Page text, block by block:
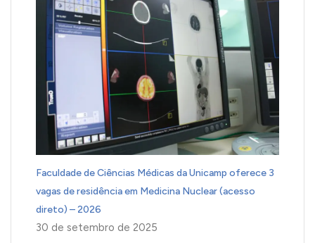
Faculdade de Ciências Médicas da Unicamp oferece 3
vagas de residência em Medicina Nuclear (acesso
direto) – 2026
30 de setembro de 2025